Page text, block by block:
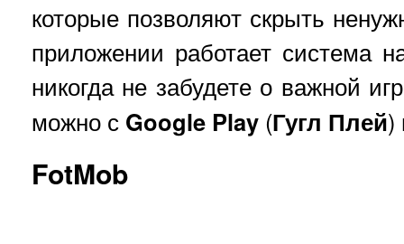
которые позволяют скрыть
приложении работает система
никогда не забудете о важной
можно с Google Play (Гугл Плей)
FotMob